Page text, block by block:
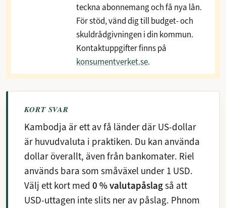
teckna abonnemang och få nya lån.
För stöd, vänd dig till budget- och
skuldrådgivningen i din kommun.
Kontaktuppgifter finns på
konsumentverket.se.
KORT SVAR
Kambodja är ett av få länder där US-dollar
är huvudvaluta i praktiken. Du kan använda
dollar överallt, även från bankomater. Riel
används bara som småväxel under 1 USD.
Välj ett kort med 0 % valutapåslagså att
USD-uttagen inte slits ner av påslag. Phnom